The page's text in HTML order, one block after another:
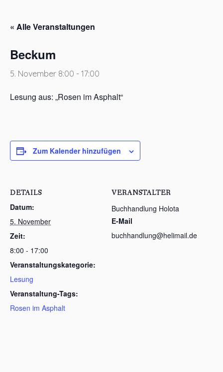
« Alle Veranstaltungen
Beckum
5. November 8:00 - 17:00
Lesung aus: „Rosen im Asphalt“
Zum Kalender hinzufügen
DETAILS
Datum:
5. November
Zeit:
8:00 - 17:00
Veranstaltungskategorie:
Lesung
Veranstaltung-Tags:
Rosen im Asphalt
VERANSTALTER
Buchhandlung Holota
E-Mail
buchhandlung@helimail.de